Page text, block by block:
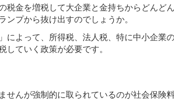
税金を増税して大企業と金持ちからどんど
ンプから抜け出すのでしょうか。
によって、所得税、法人税、特に中小企
していく政策が必要です。
せんが強制的に取られているのが社会保険料